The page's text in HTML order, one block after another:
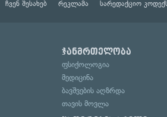
ჩვენ შესახებ რეკლამა სარედაქციო
ჯანმრთელობა
ფსიქოლოგია
მედიცინა
ბავშვების აღზრდა
თავის მოვლა